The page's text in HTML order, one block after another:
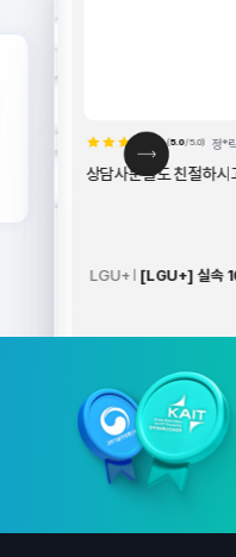
합니다
10GB_D_9128
LGU+